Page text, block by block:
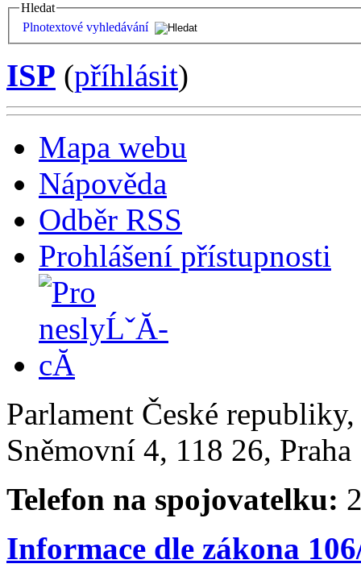
Hledat
Plnotextové vyhledávání
ISP (příhlásit)
Mapa webu
Nápověda
Odběr RSS
Prohlášení přístupnosti
Parlament České
Sněmovní 4, 118 26,
Telefon na spojovatelku:
Informace dle zákona